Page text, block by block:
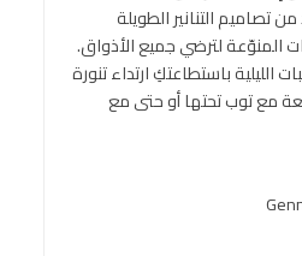
تصاميم التنانير الطويلة
المنوّعة لترضي جميع الأذواق.
الليلية باستطاعتكِ ارتداء تنورة
مع توب تحتها أو حتى مع